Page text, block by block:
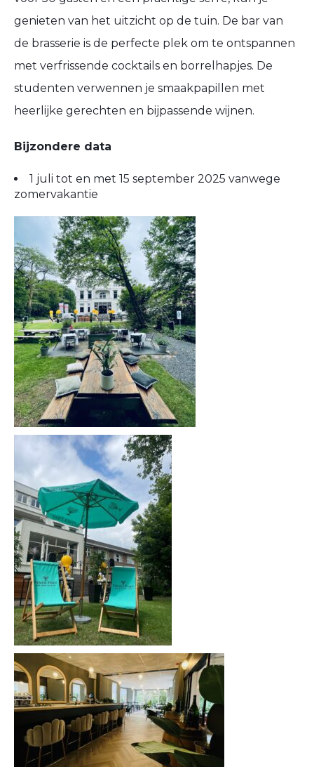
genieten van het uitzicht op de tuin. De bar van
de brasserie is de perfecte plek om te ontspannen
met verfrissende cocktails en borrelhapjes. De
studenten verwennen je smaakpapillen met
heerlijke gerechten en bijpassende wijnen.
Bijzondere data
1 juli tot en met 15 september 2025 vanwege
zomervakantie